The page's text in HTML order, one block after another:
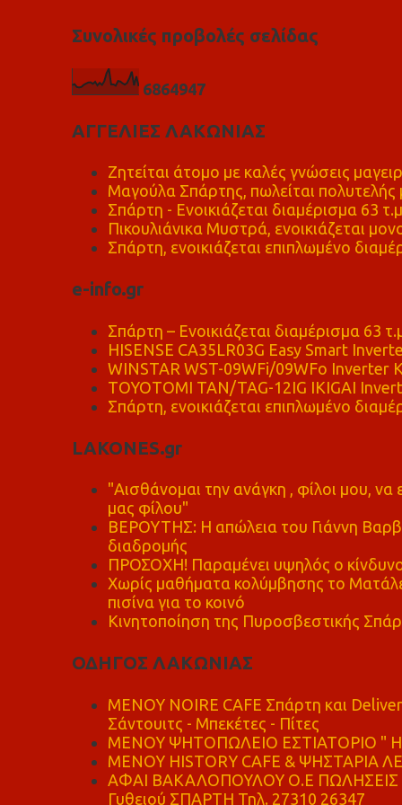
Συνολικές προβολές σελίδας
6864947
ΑΓΓΕΛΙΕΣ ΛΑΚΩΝΙΑΣ
Ζητείται άτομο με καλές γνώσεις
Μαγούλα Σπάρτης, πωλείται πολυτελής
Σπάρτη - Ενοικιάζεται διαμέρισμα 63 τ.μ
Πικουλιάνικα Μυστρά, ενοικιάζεται
Σπάρτη, ενοικιάζεται επιπλωμένο
e-info.gr
Σπάρτη – Ενοικιάζεται διαμέρισμα 63
HISENSE CA35LR03G Easy Smart
WINSTAR WST-09WFi/09WFo Inverter
TOYOTOMI TAN/TAG-12IG IKIGAI
Σπάρτη, ενοικιάζεται επιπλωμένο
LAKONES.gr
"Αισθάνομαι την ανάγκη , φίλοι μου,
μας φίλου"
ΒΕΡΟΥΤΗΣ: Η απώλεια του Γιάννη
διαδρομής
ΠΡΟΣΟΧΗ! Παραμένει υψηλός ο
Χωρίς μαθήματα κολύμβησης το
πισίνα για το κοινό
Κινητοποίηση της Πυροσβεστικής
ΟΔΗΓΟΣ ΛΑΚΩΝΙΑΣ
MENOY NOIRE CAFE Σπάρτη και
Σάντουιτς - Μπεκέτες - Πίτες
ΜΕΝΟΥ ΨΗΤΟΠΩΛΕΙΟ ΕΣΤΙΑΤΟΡΙΟ "
ΜΕΝΟΥ HISTORY CAFE & ΨΗΣΤΑΡΙΑ
ΑΦΑΙ ΒΑΚΑΛΟΠΟΥΛΟΥ Ο.Ε ΠΩΛΗΣΕΙΣ
Γυθειού ΣΠΑΡΤΗ Τηλ. 27310 26347